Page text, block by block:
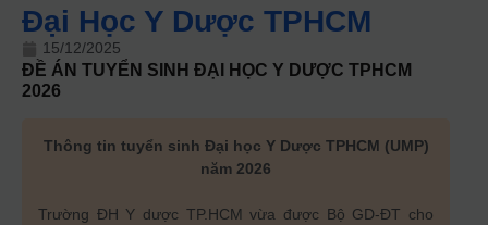
Đại Học Y Dược TPHCM
15/12/2025
ĐỀ ÁN TUYỂN SINH ĐẠI HỌC Y DƯỢC TPHCM
2026
Thông tin tuyển sinh Đại học Y Dược TPHCM (UMP)
năm 2026
Trường ĐH Y dược TP.HCM vừa được Bộ GD-ĐT cho